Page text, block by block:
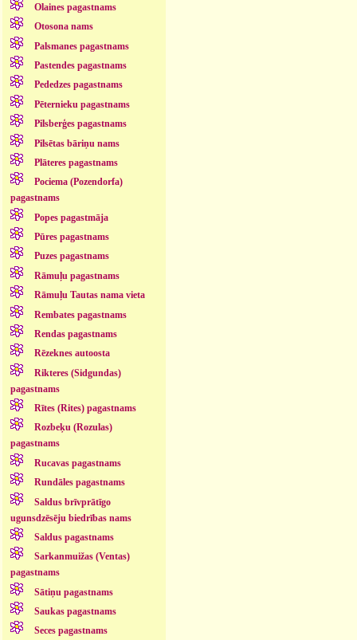
Olaines pagastnams
Otosona nams
Palsmanes pagastnams
Pastendes pagastnams
Pededzes pagastnams
Pēternieku pagastnams
Pilsberģes pagastnams
Pilsētas bāriņu nams
Plāteres pagastnams
Pociema (Pozendorfa)
pagastnams
Popes pagastmāja
Pūres pagastnams
Puzes pagastnams
Rāmuļu pagastnams
Rāmuļu Tautas nama vieta
Rembates pagastnams
Rendas pagastnams
Rēzeknes autoosta
Rikteres (Sidgundas)
pagastnams
Rītes (Rites) pagastnams
Rozbeķu (Rozulas)
pagastnams
Rucavas pagastnams
Rundāles pagastnams
Saldus brīvprātīgo
ugunsdzēsēju biedrības nams
Saldus pagastnams
Sarkanmuižas (Ventas)
pagastnams
Sātiņu pagastnams
Saukas pagastnams
Seces pagastnams